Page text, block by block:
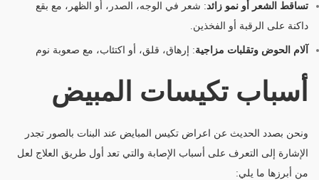
تساقط الشعر أو نمو زائد: شعر في الوجه، الصدر، أو الظهر، مع بقع
داكنة على الرقبة أو الفخذين.
آلام الحوض وتقلبات مزاجية: إرهاق، قلق، أو اكتئاب، مع صعوبة نوم
أسباب تكيسات المبيض
ونحن بصدد الحديث عن اعراض تكيس المبايض عند البنات بالصور تجدر
الإشارة إلى التعرف على أسباب الإصابة والتي تعد أول طريق العلاج لعل
من أبرزها ما يلي: